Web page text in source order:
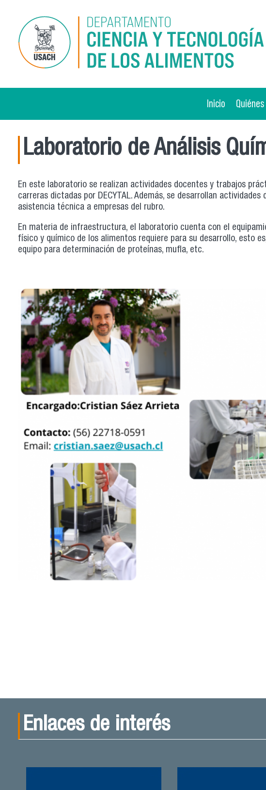
Inicio
Laboratorio de Análisis
En este laboratorio se realizan actividades docentes y trabajos
carreras dictadas por DECYTAL. Además, se desarrollan
asistencia técnica a empresas del rubro.
En materia de infraestructura, el laboratorio cuenta con el
físico y químico de los alimentos requiere para su desarrollo, esto
equipo para determinación de proteínas, mufla, etc.
Enlaces de interés